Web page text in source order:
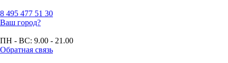
8 495 477 51 30
Ваш город?
ПН - ВС: 9.00 - 21.00
Обратная связь